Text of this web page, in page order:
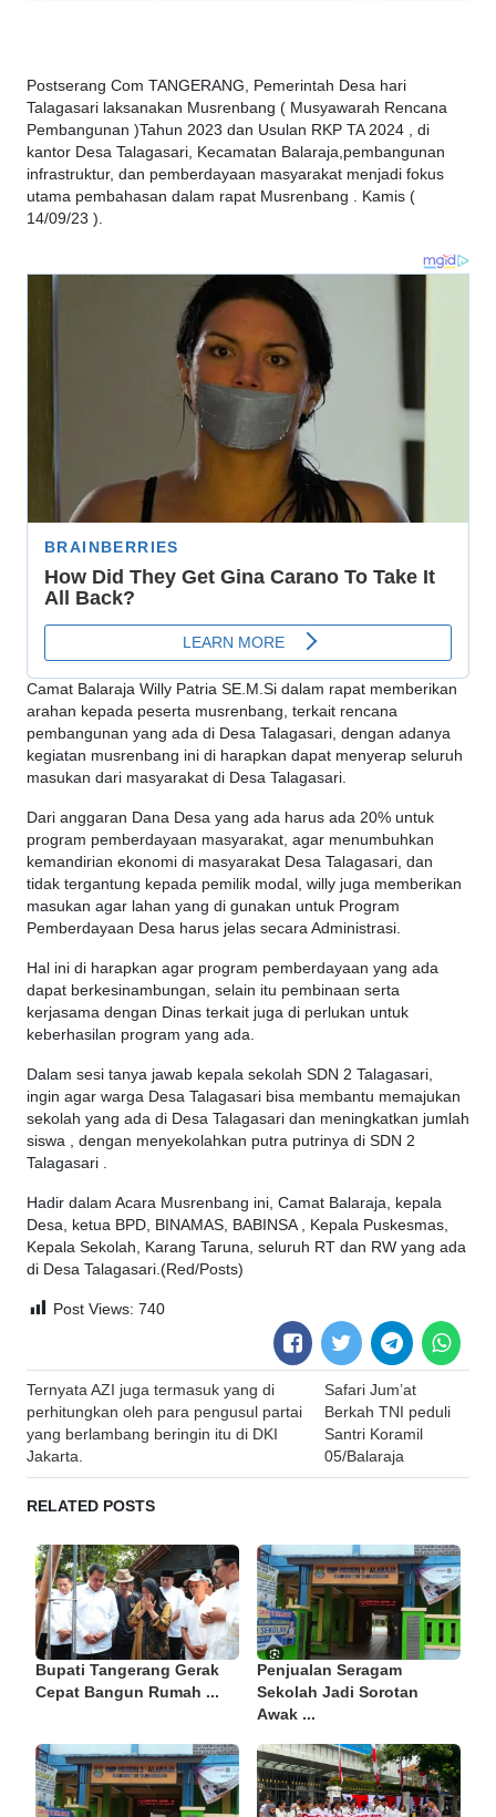
Postserang Com TANGERANG, Pemerintah Desa hari
Talagasari laksanakan Musrenbang ( Musyawarah Rencana
Pembangunan )Tahun 2023 dan Usulan RKP TA 2024 , di
kantor Desa Talagasari, Kecamatan Balaraja,pembangunan
infrastruktur, dan pemberdayaan masyarakat menjadi fokus
utama pembahasan dalam rapat Musrenbang . Kamis (
14/09/23 ).
Camat Balaraja Willy Patria SE.M.Si dalam rapat memberikan
arahan kepada peserta musrenbang, terkait rencana
pembangunan yang ada di Desa Talagasari, dengan adanya
kegiatan musrenbang ini di harapkan dapat menyerap seluruh
masukan dari masyarakat di Desa Talagasari.
Dari anggaran Dana Desa yang ada harus ada 20% untuk
program pemberdayaan masyarakat, agar menumbuhkan
kemandirian ekonomi di masyarakat Desa Talagasari, dan
tidak tergantung kepada pemilik modal, willy juga memberikan
masukan agar lahan yang di gunakan untuk Program
Pemberdayaan Desa harus jelas secara Administrasi.
Hal ini di harapkan agar program pemberdayaan yang ada
dapat berkesinambungan, selain itu pembinaan serta
kerjasama dengan Dinas terkait juga di perlukan untuk
keberhasilan program yang ada.
Dalam sesi tanya jawab kepala sekolah SDN 2 Talagasari,
ingin agar warga Desa Talagasari bisa membantu memajukan
sekolah yang ada di Desa Talagasari dan meningkatkan jumlah
siswa , dengan menyekolahkan putra putrinya di SDN 2
Talagasari .
Hadir dalam Acara Musrenbang ini, Camat Balaraja, kepala
Desa, ketua BPD, BINAMAS, BABINSA , Kepala Puskesmas,
Kepala Sekolah, Karang Taruna, seluruh RT dan RW yang ada
di Desa Talagasari.(Red/Posts)
Post Views: 740
Post
navigation
Ternyata AZI juga termasuk yang di
perhitungkan oleh para pengusul partai
yang berlambang beringin itu di DKI
Jakarta.
Safari Jum’at
Berkah TNI peduli
Santri Koramil
05/Balaraja
RELATED POSTS
Bupati Tangerang Gerak
Cepat Bangun Rumah ...
Penjualan Seragam
Sekolah Jadi Sorotan
Awak ...